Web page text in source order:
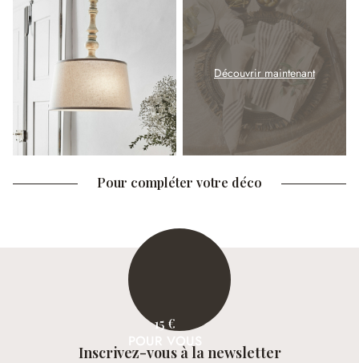
Découvrir maintenant
Pour compléter votre déco
15 €
POUR VOUS
Inscrivez-vous à la newsletter